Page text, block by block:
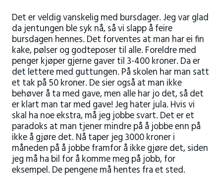
Det er veldig vanskelig med bursdager. Jeg var glad
da jentungen ble syk nå, så vi slapp å feire
bursdagen hennes. Det forventes at man har ei fin
kake, pølser og godteposer til alle. Foreldre med
penger kjøper gjerne gaver til 3-400 kroner. Da er
det lettere med guttungen. På skolen har man satt
et tak på 50 kroner. De sier også at man ikke
behøver å ta med gave, men alle har jo det, så det
er klart man tar med gave! Jeg hater jula. Hvis vi
skal ha noe ekstra, må jeg jobbe svart. Det er et
paradoks at man tjener mindre på å jobbe enn på
ikke å gjøre det. Nå taper jeg 3000 kroner i
måneden på å jobbe framfor å ikke gjøre det, siden
jeg må ha bil for å komme meg på jobb, for
eksempel. De pengene må hentes fra et sted.